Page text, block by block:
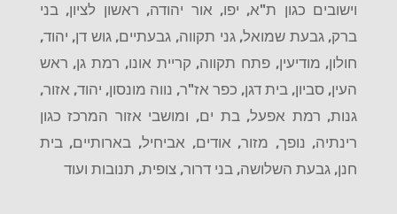
וישובים כגון ת"א, יפו, אור יהודה, ראשון לציון, בני
ברק, גבעת שמואל, גני תקווה, גבעתיים, גוש דן, יהוד,
חולון, מודיעין, פתח תקווה, קריית אונו, רמת גן, ראש
העין, סביון, בית דגן, כפר אז"ר, נווה מונסון, יהוד, אזור,
גנות, רמת אפעל, בת ים, ומושבי אזור המרכז כגון
רינתיה, נופך, מזור, אודים, אביחיל, בארותיים, בית
חנן, גבעת השלושה, בני דרור, צופית, תנובות ועוד